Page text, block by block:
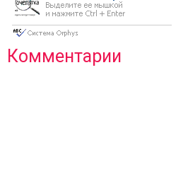
Комментарии